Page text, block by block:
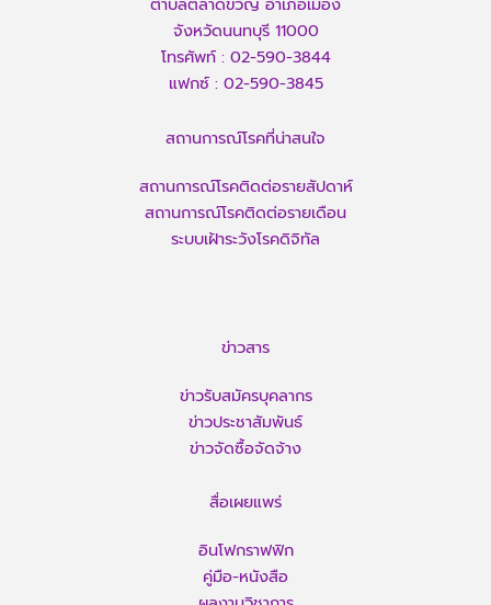
จังหวัดนนทบุรี 11000
โทรศัพท์ : 02-590-3844
แฟกซ์ : 02-590-3845
สถานการณ์โรคที่น่าสนใจ
สถานการณ์โรคติดต่อรายสัปดาห์
สถานการณ์โรคติดต่อรายเดือน
ระบบเฝ้าระวังโรคดิจิทัล
ข่าวสาร
ข่าวรับสมัครบุคลากร
ข่าวประชาสัมพันธ์
ข่าวจัดซื้อจัดจ้าง
สื่อเผยแพร่
อินโฟกราฟฟิก
คู่มือ-หนังสือ